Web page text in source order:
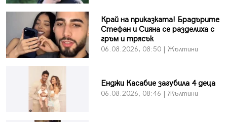
Край на приказката! Брадърите
Стефан и Сияна се разделиха с
гръм и трясък
06.08.2026, 08:50 | Жълтини
Енджи Касабие загубила 4 деца
06.08.2026, 08:46 | Жълтини